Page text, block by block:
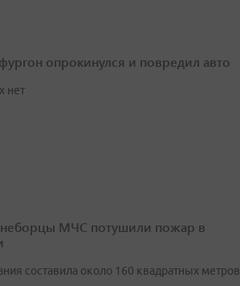
опрокинулся и повредил авто
нет
МЧС потушили пожар в
составила около 160 квадратных метров